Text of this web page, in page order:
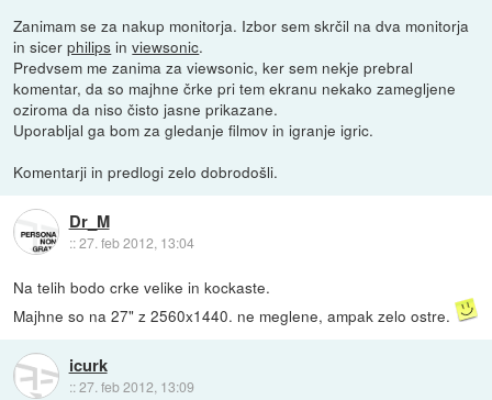
Zanimam se za nakup monitorja. Izbor sem skrčil na dva monitorja
in sicerphilips inviewsonic.
Predvsem me zanima za viewsonic, ker sem nekje prebral
komentar, da so majhne črke pri tem ekranu nekako zamegljene
oziroma da niso čisto jasne prikazane.
Uporabljal ga bom za gledanje filmov in igranje igric.
Komentarji in predlogi zelo dobrodošli.
Dr_M
::27. feb 2012, 13:04
Na telih bodo crke velike in kockaste.
Majhne so na 27" z 2560x1440. ne meglene, ampak zelo ostre.
icurk
::27. feb 2012, 13:09